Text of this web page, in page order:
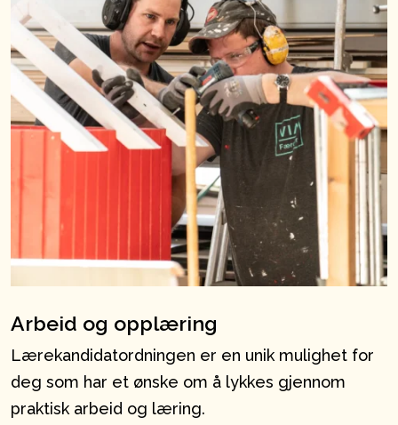
Arbeid og opplæring
Lærekandidatordningen er en unik mulighet for
deg som har et ønske om å lykkes gjennom
praktisk arbeid og læring.